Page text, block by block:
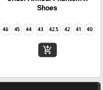
Shoes
40
41
42
42.5
43
44
45
46
add_shopping_cart